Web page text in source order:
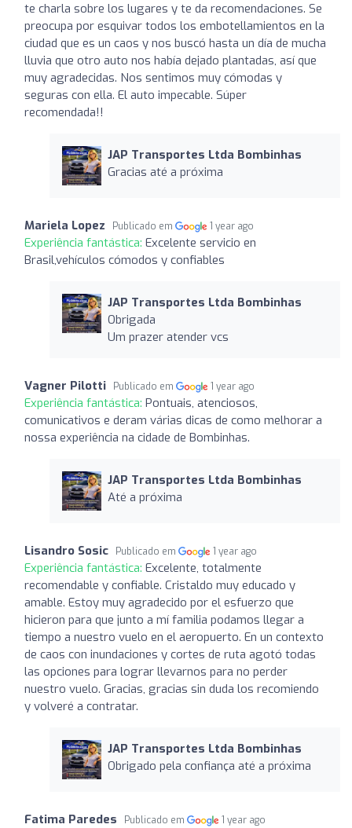
te charla sobre los lugares y te da recomendaciones. Se
preocupa por esquivar todos los embotellamientos en la
ciudad que es un caos y nos buscó hasta un día de mucha
lluvia que otro auto nos había dejado plantadas, así que
muy agradecidas. Nos sentimos muy cómodas y
seguras con ella. El auto impecable. Súper
recomendada!!
JAP Transportes Ltda Bombinhas
Gracias até a próxima
Mariela Lopez Publicado em 1 year ago
Experiência fantástica: Excelente servicio en
Brasil,vehículos cómodos y confiables
JAP Transportes Ltda Bombinhas
Obrigada
Um prazer atender vcs
Vagner Pilotti Publicado em 1 year ago
Experiência fantástica: Pontuais, atenciosos,
comunicativos e deram várias dicas de como melhorar a
nossa experiência na cidade de Bombinhas.
JAP Transportes Ltda Bombinhas
Até a próxima
Lisandro Sosic Publicado em 1 year ago
Experiência fantástica: Excelente, totalmente
recomendable y confiable. Cristaldo muy educado y
amable. Estoy muy agradecido por el esfuerzo que
hicieron para que junto a mí familia podamos llegar a
tiempo a nuestro vuelo en el aeropuerto. En un contexto
de caos con inundaciones y cortes de ruta agotó todas
las opciones para lograr llevarnos para no perder
nuestro vuelo. Gracias, gracias sin duda los recomiendo
y volveré a contratar.
JAP Transportes Ltda Bombinhas
Obrigado pela confiança até a próxima
Fatima Paredes Publicado em 1 year ago